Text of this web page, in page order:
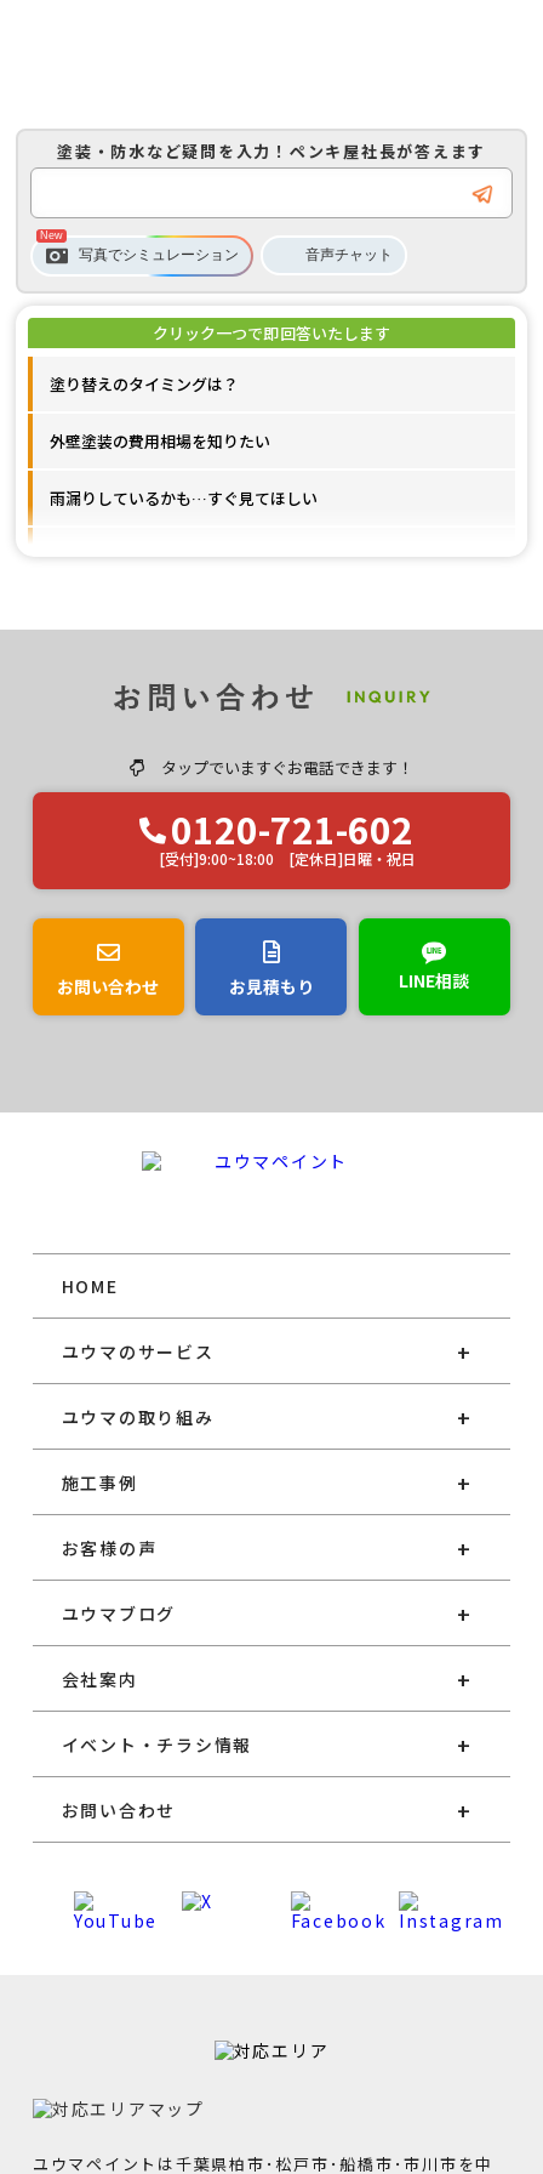
塗装・防水など疑問を入力！ ペンキ屋社長が答えます
写真でシミュレーション 音声チャット
塗り替えのタイミングは？
外壁塗装の費用相場を知りたい
雨漏りしているかも…すぐ見てほしい
タップでいますぐお電話できます！
0120-721-602
[受付]9:00~18:00 [定休日]日曜・祝日
お問い合わせ お見積もり LINE相談
HOME
ユウマのサービス
ユウマの取り組み
施工事例
お客様の声
ユウマブログ
会社案内
イベント・チラシ情報
お問い合わせ
ユウマペイントは千葉県柏市･松戸市･船橋市･市川市を中